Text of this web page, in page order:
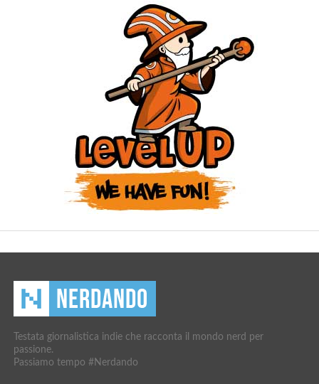
Testata giornalistica indie che racconta il mondo nerd per
passione.
Passiamo tempo #Nerdando